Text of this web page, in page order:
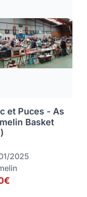
et Puces - As
Basket
2025